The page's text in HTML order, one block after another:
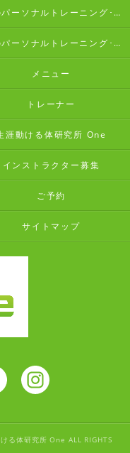
愛知のパーソナルトレーニング･生涯動ける体研究所 Oneの口コミ情報
愛知のパーソナルトレーニング･生涯動ける体研究所 Oneのお客様の声
メニュー
トレーナー
涯動ける体研究所 One
インストラクター募集
ご予約
サイトマップ
る体研究所 One ALL RIGHTS